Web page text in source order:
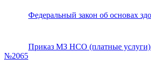
Федеральный закон об основах
Приказ МЗ НСО (платные услуги)
№2065